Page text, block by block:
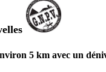
5 km avec un